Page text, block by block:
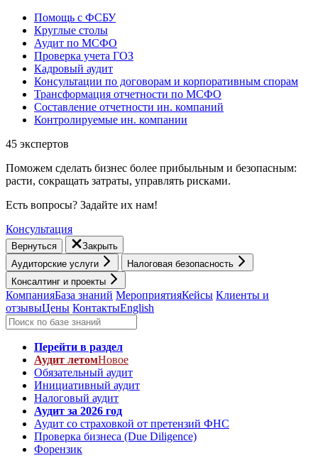
Помощь с ФСБУ
Круглые столы
Аудит по МСФО
Проверка учета ГОЗ
Кадровый аудит
Консультации по договорам и корпоративным спорам
Трансформация отчетности по МСФО
Составление отчетности ин. компаний
Контролируемые ин. компании
45 экспертов
Поможем сделать бизнес более прибыльным и безопасным:
расти, cокращать затраты, управлять рисками.
Есть вопросы? Задайте их нам!
Консультация
Вернуться
Закрыть
Аудиторские услуги
Налоговая безопасность
Консалтинг и проекты
КомпанияБаза знаний МероприятияКейсы Клиенты и
отзывыЦены КонтактыEnglish
Перейти в раздел
Аудит летомНовое
Обязательный аудит
Инициативный аудит
Налоговый аудит
Аудит за 2026 год
Аудит со страховкой от претензий ФНС
Проверка бизнеса (Due Diligence)
Форензик